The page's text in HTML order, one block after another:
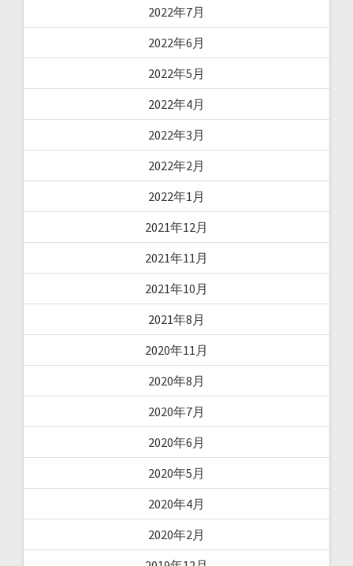
2022年7月
2022年6月
2022年5月
2022年4月
2022年3月
2022年2月
2022年1月
2021年12月
2021年11月
2021年10月
2021年8月
2020年11月
2020年8月
2020年7月
2020年6月
2020年5月
2020年4月
2020年2月